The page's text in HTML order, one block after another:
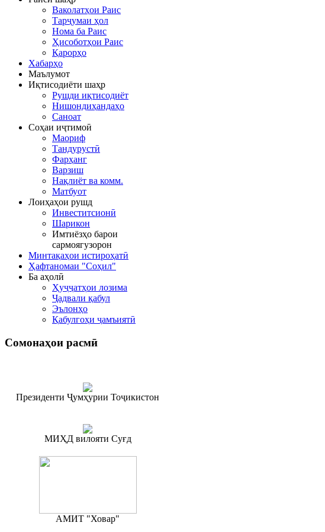
Ваколатҳои Раис
Тарҷумаи ҳол
Нома ба Раис
Ҳисоботҳои Раис
Қарорҳо
Хабарҳо
Маълумот
Иқтисодиёти шаҳр
Рушди иқтисодиёт
Нишондиҳандаҳо
Саноат
Соҳаи иҷтимоӣ
Маориф
Тандурустӣ
Фарҳанг
Варзиш
Нақлиёт ва комм.
Матбуот
Лоиҳаҳои рушд
Инвеститсионӣ
Шарикон
Имтиёзҳо барои
сармоягузорон
Минтақаҳои истироҳатӣ
Ҳафтаномаи "Соҳил"
Ба аҳолӣ
Ҳуҷҷатҳои лозима
Ҷадвали қабул
Эълонҳо
Қабулгоҳи ҷамъиятӣ
Сомонаҳои расмӣ
Президенти Ҷумҳурии Тоҷикистон
МИҲД вилояти Суғд
АМИТ "Ховар"